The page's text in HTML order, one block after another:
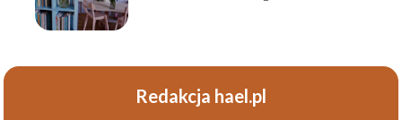
Redakcja hael.pl